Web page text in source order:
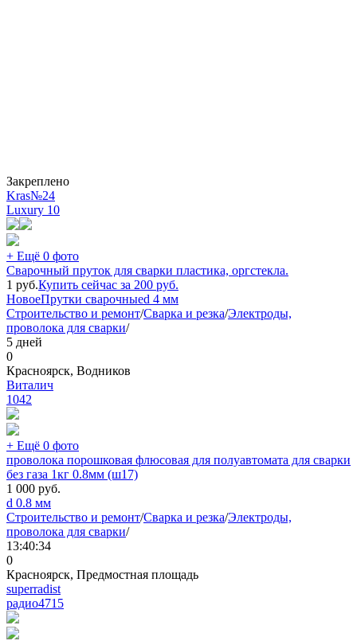
Закреплено
Kras№24
Luxury 10
+ Ещё 0 фото
Сварочный пруток для сварки пластика, оргстекла.
1 руб.Купить сейчас за 200 руб.
НовоеПрутки сварочныеd 4 мм
Строительство и ремонт/Сварка и резка/Электроды,
проволока для сварки/
5 дней
0
Красноярск, Водников
Виталич
1042
+ Ещё 0 фото
проволока порошковая флюсовая для полуавтомата для сварки
без газа 1кг 0.8мм (ш17)
1 000 руб.
d 0.8 мм
Строительство и ремонт/Сварка и резка/Электроды,
проволока для сварки/
13:40:34
0
Красноярск, Предмостная площадь
superradist
радио4715